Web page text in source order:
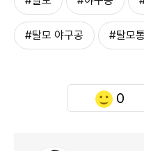
#탈모 야구공 #탈모통
0